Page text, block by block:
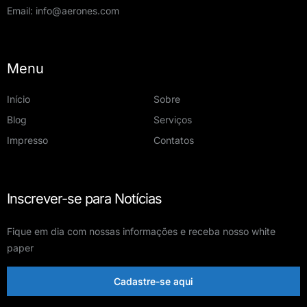
Email: info@aerones.com
Menu
Início
Sobre
Blog
Serviços
Impresso
Contatos
Inscrever-se para Notícias
Fique em dia com nossas informações e receba nosso white
paper
Cadastre-se aqui